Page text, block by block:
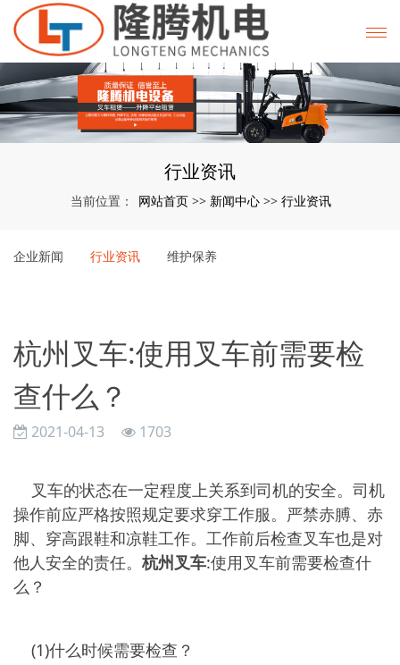
行业资讯
当前位置： 网站首页 >> 新闻中心 >> 行业资讯
企业新闻 行业资讯 维护保养
杭州叉车:使用叉车前需要检
查什么？
2021-04-13 1703
叉车的状态在一定程度上关系到司机的安全。司机
操作前应严格按照规定要求穿工作服。严禁赤膊、赤
脚、穿高跟鞋和凉鞋工作。工作前后检查叉车也是对
他人安全的责任。 杭州叉车:使用叉车前需要检查什
么？
(1)什么时候需要检查？